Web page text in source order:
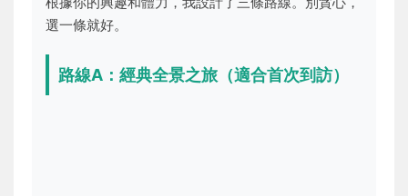
選一條就好。
路線A：經典全景之旅（適合首次到訪）